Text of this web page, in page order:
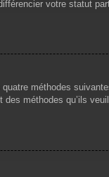
votre statut
méthodes
méthodes qu’ils